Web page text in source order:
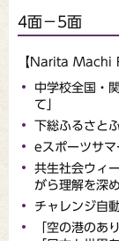
4面－5面
【Narita Machi
中学校全国・
て」
下総ふるさと
eスポーツサマ
共生社会ウィ
がら理解を深め
チャレンジ自
「空の港のあ